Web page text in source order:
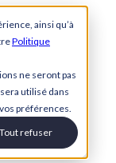
ainsi qu’à
Politique
ne seront pas
utilisé dans
préférences.
Tout refuser